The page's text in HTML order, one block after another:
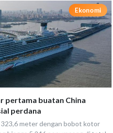
Ekonomi
pertama buatan China
perdana
meter dengan bobot kotor